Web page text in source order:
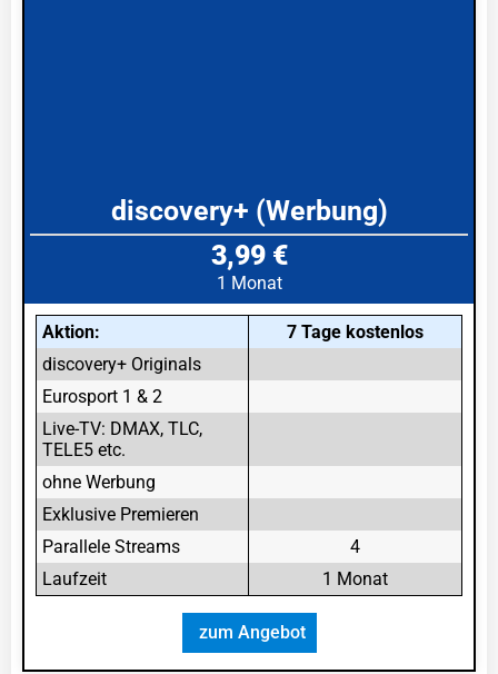
discovery+ (Werbung)
3,99 €
1 Monat
Aktion:
7 Tage kostenlos
discovery+ Originals
Eurosport 1 & 2
Live-TV: DMAX, TLC,
TELE5 etc.
ohne Werbung
Exklusive Premieren
Parallele Streams
4
Laufzeit
1 Monat
zum Angebot